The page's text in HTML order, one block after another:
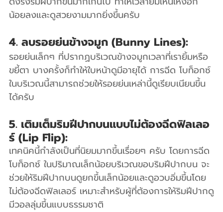
น้อยลงและดูสวยงามมากยิ่งขึ้นครับ
4. ลบรอยย่นข้างจมูก (Bunny Lines):
รอยย่นเล็กๆ ที่ปรากฏบริเวณข้างจมูกเวลาที่เรายิ้มหรือ
ขยี้ตา บางครั้งก็ทำให้ใบหน้าดูมีอายุได้ การฉีด โบท็อกซ์
ในบริเวณนี้สามารถช่วยให้รอยย่นเหล่านี้ดูเรียบเนียนขึ้น
ได้ครับ
5. เติมเต็มริมฝีปากบนแบบไม่ต้องฉีดฟิลเลอ
ร์ (Lip Flip):
เทคนิคนี้กำลังเป็นที่นิยมมากขึ้นเรื่อยๆ ครับ โดยการฉีด
โบท็อกซ์ ในปริมาณเล็กน้อยบริเวณขอบริมฝีปากบน จะ
ช่วยให้ริมฝีปากบนดูยกขึ้นเล็กน้อยและดูอวบอิ่มขึ้นโดย
ไม่ต้องฉีดฟิลเลอร์ เหมาะสำหรับผู้ที่ต้องการให้ริมฝีปากดู
มีวอลลุ่มขึ้นแบบธรรมชาติ